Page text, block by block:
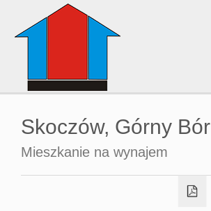
Skoczów, Górny Bór
Mieszkanie na wynajem